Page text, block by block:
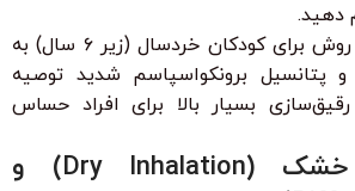
این روش برای کودکان خردسال (زیر ۶ سال) به
پتانسیل برونکواسپاسم شدید توصیه
بسیار بالا برای افراد حساس
۲. استنشاق خشک (Dry Inhalation) و